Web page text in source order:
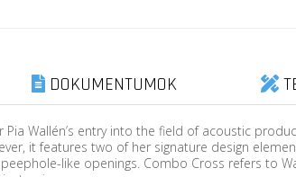
DOKUMENTUMOK
Wallén’s entry into the field of acoustic
it features two of her signature design
like openings. Combo Cross refers to